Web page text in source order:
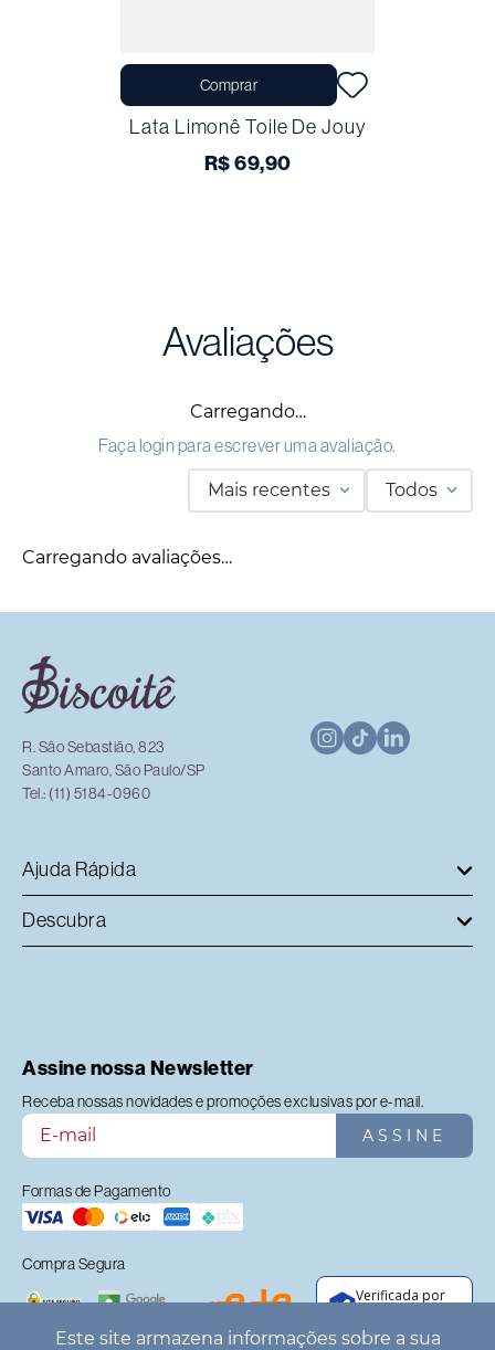
Este site armazena informações sobre a sua
Comprar
Lata Limonê Toile De Jouy
R$69,90
Avaliações
Carregando…
Faça login para escrever uma avaliação.
Mais recentes Todos
Carregando avaliações…
R. São Sebastião, 823
Santo Amaro, São Paulo/SP
Tel.: (11) 5184-0960
Ajuda Rápida
Descubra
Assine nossa Newsletter
Receba nossas novidades e promoções exclusivas por e-mail.
ASSINE
Formas de Pagamento
Compra Segura
Verificada por